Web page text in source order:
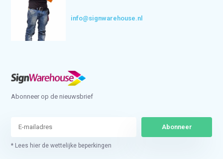
info@signwarehouse.nl
Abonneer op de nieuwsbrief
Abonneer
* Lees hier de wettelijke beperkingen